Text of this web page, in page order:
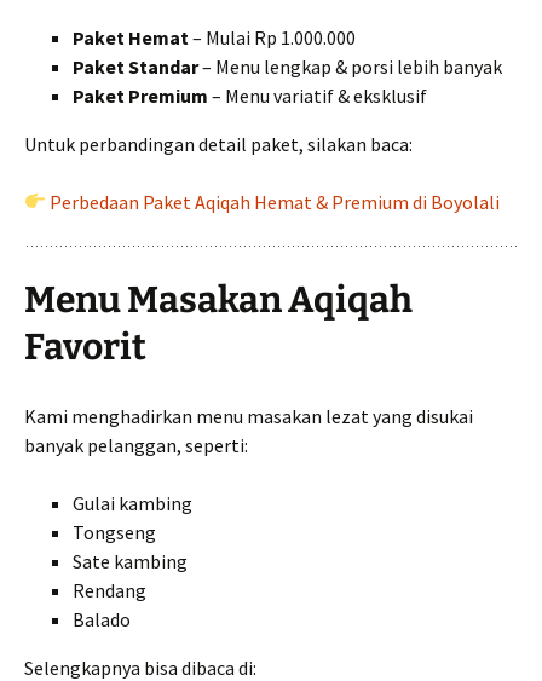
Paket Hemat – Mulai Rp 1.000.000
Paket Standar– Menu lengkap & porsi lebih banyak
Paket Premium – Menu variatif & eksklusif
Untuk perbandingan detail paket, silakan baca:
Perbedaan Paket Aqiqah Hemat & Premium di Boyolali
Menu Masakan Aqiqah
Favorit
Kami menghadirkan menu masakan lezat yang disukai
banyak pelanggan, seperti:
Gulai kambing
Tongseng
Sate kambing
Rendang
Balado
Selengkapnya bisa dibaca di: